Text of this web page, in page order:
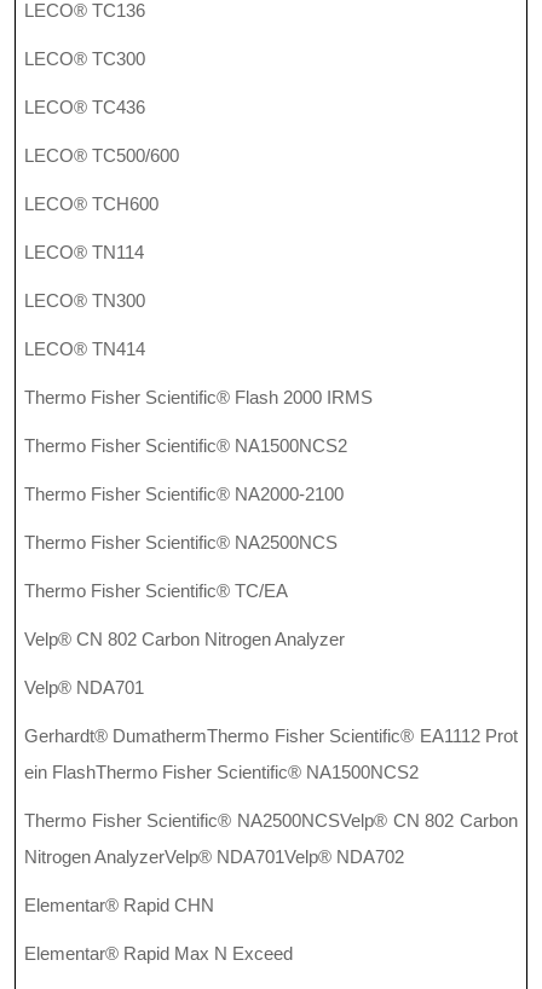
LECO® TC136
LECO® TC300
LECO® TC436
LECO® TC500/600
LECO® TCH600
LECO® TN114
LECO® TN300
LECO® TN414
Thermo Fisher Scientific® Flash 2000 IRMS
Thermo Fisher Scientific® NA1500NCS2
Thermo Fisher Scientific® NA2000-2100
Thermo Fisher Scientific® NA2500NCS
Thermo Fisher Scientific® TC/EA
Velp® CN 802 Carbon Nitrogen Analyzer
Velp® NDA701
Gerhardt® DumathermThermo Fisher Scientific® EA1112 Prot
ein FlashThermo Fisher Scientific® NA1500NCS2
Thermo Fisher Scientific® NA2500NCSVelp® CN 802 Carbon
Nitrogen AnalyzerVelp® NDA701Velp® NDA702
Elementar® Rapid CHN
Elementar® Rapid Max N Exceed